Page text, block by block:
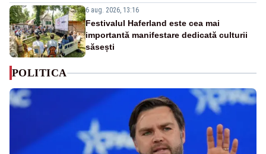
6 aug. 2026, 13:16
Festivalul Haferland este cea mai
importantă manifestare dedicată culturii
săsești
POLITICA